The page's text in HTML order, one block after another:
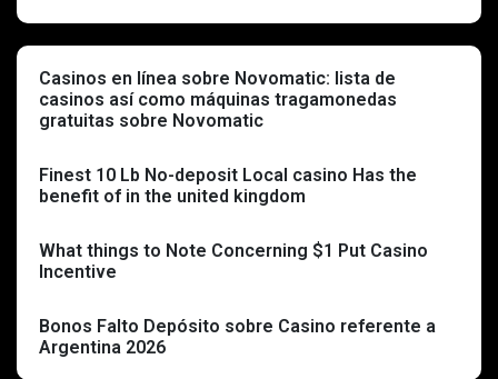
Casinos en línea sobre Novomatic: lista de
casinos así­ como máquinas tragamonedas
gratuitas sobre Novomatic
Finest 10 Lb No-deposit Local casino Has the
benefit of in the united kingdom
What things to Note Concerning $1 Put Casino
Incentive
Bonos Falto Depósito sobre Casino referente a
Argentina 2026